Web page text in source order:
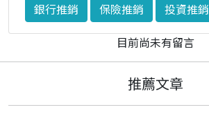
銀行推銷
保險推銷 投資推銷
目前尚未有留言
推薦文章